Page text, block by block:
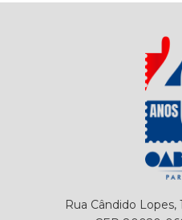
Rua Cândido Lopes,